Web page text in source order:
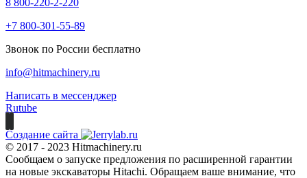
8 800-220-2-220
+7 800-301-55-89
Звонок по России бесплатно
info@hitmachinery.ru
Написать в мессенджер
Rutube
Создание сайта
© 2017 - 2023 Hitmachinery.ru
Сообщаем о запуске предложения по расширенной гарантии
на новые экскаваторы Hitachi. Обращаем ваше внимание, что